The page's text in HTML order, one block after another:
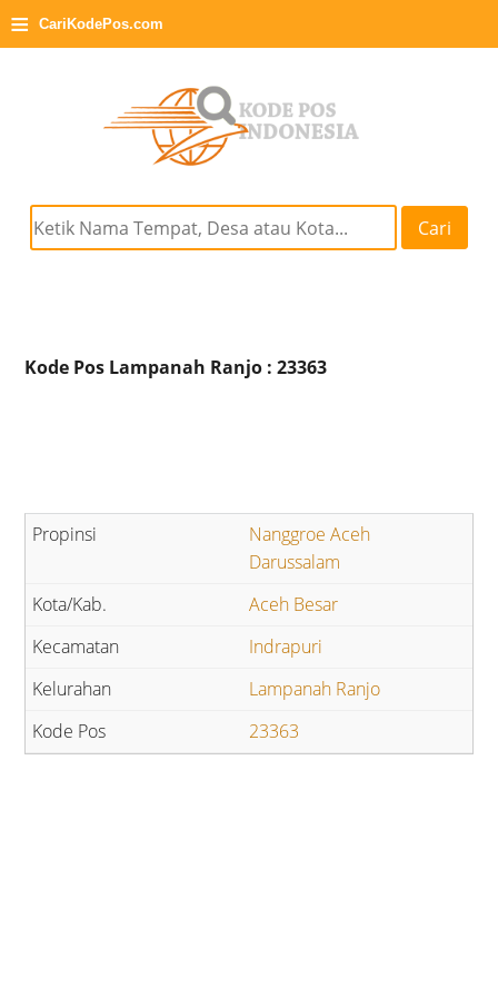
≡ CariKodePos.com
Cari
Kode Pos Lampanah Ranjo : 23363
Nanggroe Aceh
Darussalam
Aceh Besar
Indrapuri
Lampanah Ranjo
23363